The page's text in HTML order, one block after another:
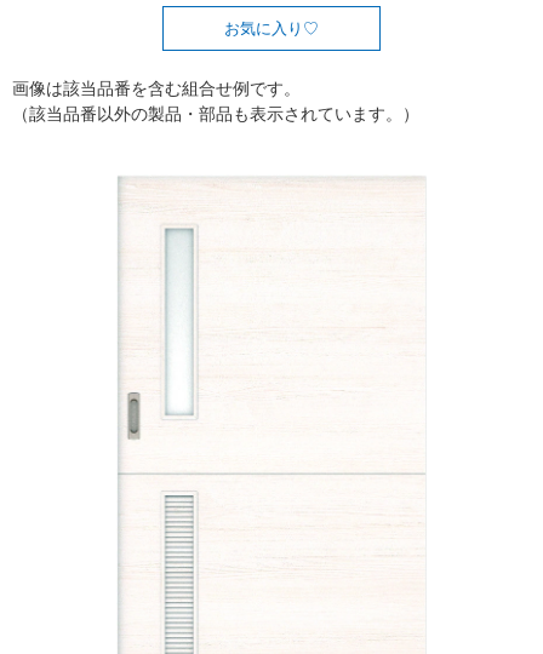
お気に入り
画像は該当品番を含む組合せ例です。
（該当品番以外の製品・部品も表示されています。）